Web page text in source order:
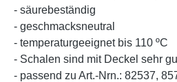
- säurebeständig
- geschmacksneutral
- temperaturgeeignet bis 110 ºC
- Schalen sind mit Deckel sehr
- passend zu Art.-Nrn.: 82537,